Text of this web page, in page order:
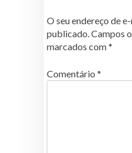
O seu endereço de
publicado.Campos
marcados com*
Comentário *